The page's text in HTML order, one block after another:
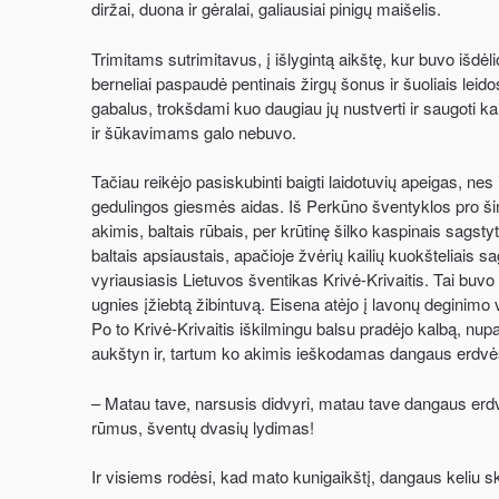
diržai, duona ir gėralai, galiausiai pinigų maišelis.
Trimitams sutrimitavus, į išlygintą aikštę, kur buvo
berneliai paspaudė pentinais žirgų šonus ir šuoliais
gabalus, trokšdami kuo daugiau jų nustverti ir saugoti
ir šūkavimams galo nebuvo.
Tačiau reikėjo pasiskubinti baigti laidotuvių apeigas,
gedulingos giesmės aidas. Iš Perkūno šventyklos pro
akimis, baltais rūbais, per krūtinę šilko kaspinais
baltais apsiaustais, apačioje žvėrių kailių kuokšteliais
vyriausiasis Lietuvos šventikas Krivė-Krivaitis. Tai
ugnies įžiebtą žibintuvą. Eisena atėjo į lavonų
Po to Krivė-Krivaitis iškilmingu balsu pradėjo kalbą,
aukštyn ir, tartum ko akimis ieškodamas dangaus
– Matau tave, narsusis didvyri, matau tave dangaus
rūmus, šventų dvasių lydimas!
Ir visiems rodėsi, kad mato kunigaikštį, dangaus keliu